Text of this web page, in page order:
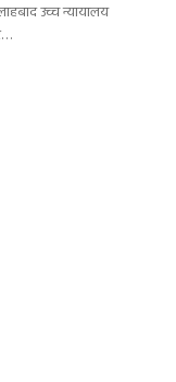
उच्च न्यायालय